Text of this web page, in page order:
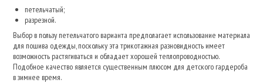
петельчатый;
разрезной.
Выбор в пользу петельчатого варианта предполагает использование материала
для пошива одежды, поскольку эта трикотажная разновидность имеет
возможность растягиваться и обладает хорошей теплопроводностью.
Подобное качество является существенным плюсом для детского гардероба
в зимнее время.